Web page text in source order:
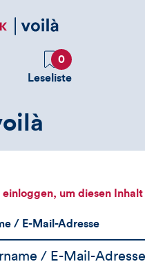
Favoriten
0
Leseliste
einloggen, um diesen Inhalt
/ E-Mail-Adresse